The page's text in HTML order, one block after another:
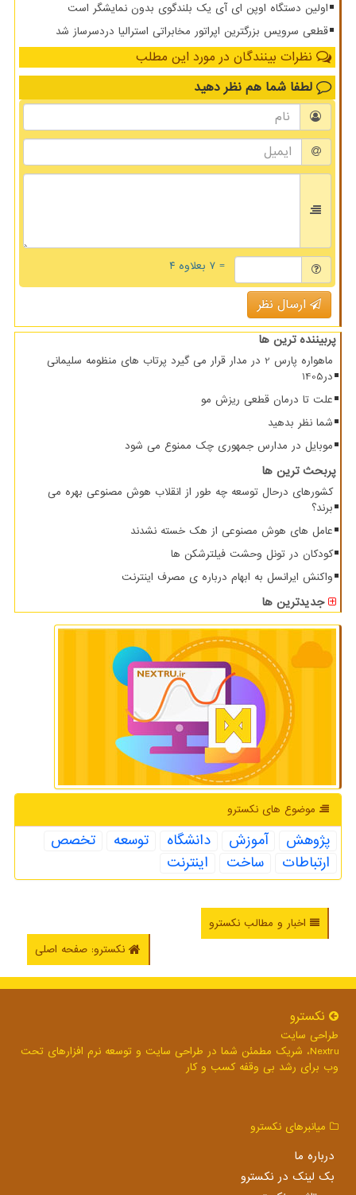
اولین دستگاه اوپن ای آی یک بلندگوی بدون نمایشگر است
قطعی سرویس بزرگترین اپراتور مخابراتی استرالیا دردسرساز شد
نظرات بینندگان در مورد این مطلب
لطفا شما هم نظر دهید
= ۷ بعلاوه ۴
ارسال نظر
پربیننده ترین ها
ماهواره پارس 2 در مدار قرار می گیرد پرتاب های منظومه سلیمانی
در1405
علت تا درمان قطعی ریزش مو
شما نظر بدهید
موبایل در مدارس جمهوری چک ممنوع می شود
پربحث ترین ها
کشورهای درحال توسعه چه طور از انقلاب هوش مصنوعی بهره می
برند؟
عامل های هوش مصنوعی از هک خسته نشدند
کودکان در تونل وحشت فیلترشکن ها
واکنش ایرانسل به ابهام درباره ی مصرف اینترنت
جدیدترین ها
موضوع های نكسترو
پژوهش آموزش دانشگاه توسعه
تخصص
ارتباطات
ساخت اینترنت
اخبار و مطالب نکسترو
نکسترو: صفحه اصلی
نكسترو
طراحی سایت
Nextru، شریک مطمئن شما در طراحی سایت و توسعه نرم افزارهای تحت
وب برای رشد بی وقفه کسب و کار
میانبرهای نكسترو
درباره ما
بک لینک در نكسترو